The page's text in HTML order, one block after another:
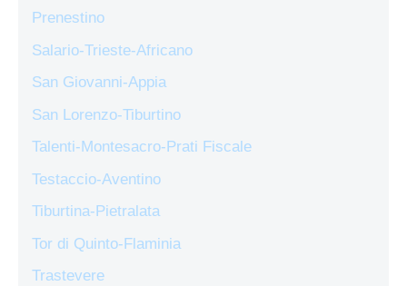
Prenestino
Salario-Trieste-Africano
San Giovanni-Appia
San Lorenzo-Tiburtino
Talenti-Montesacro-Prati Fiscale
Testaccio-Aventino
Tiburtina-Pietralata
Tor di Quinto-Flaminia
Trastevere